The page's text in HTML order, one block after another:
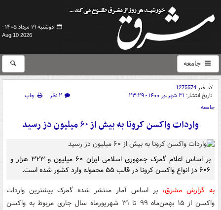
دوشنبه ۱۹ مرداد ۱۴۰۵ -
Aug 10 2026
جامعه
کد خبر1275574
تاریخ انتشار: ۳۱ شهریور ۱۴۰۰ - ۲۳:۲۹ ۲ نظر
چاپ
جامعه
واردات واکسن کرونا به بیش از ۶۰ میلیون دز رسید
بر اساس اعلام گمرک جمهوری اسلامی ایران ۶۰ میلیون و ۳۲۳ هزار و
۶۰۶ دز انواع واکسن کرونا در قالب ۵۵ محموله وارد کشور شده است.
به گزارش مشرق، بر اساس آمار منتشر شده گمرک بیشترین واردات
واکسن از ۱۵ بهمن‌ماه ۹۹ تا ۳۱ شهریورماه سال جاری مربوط به واکسن